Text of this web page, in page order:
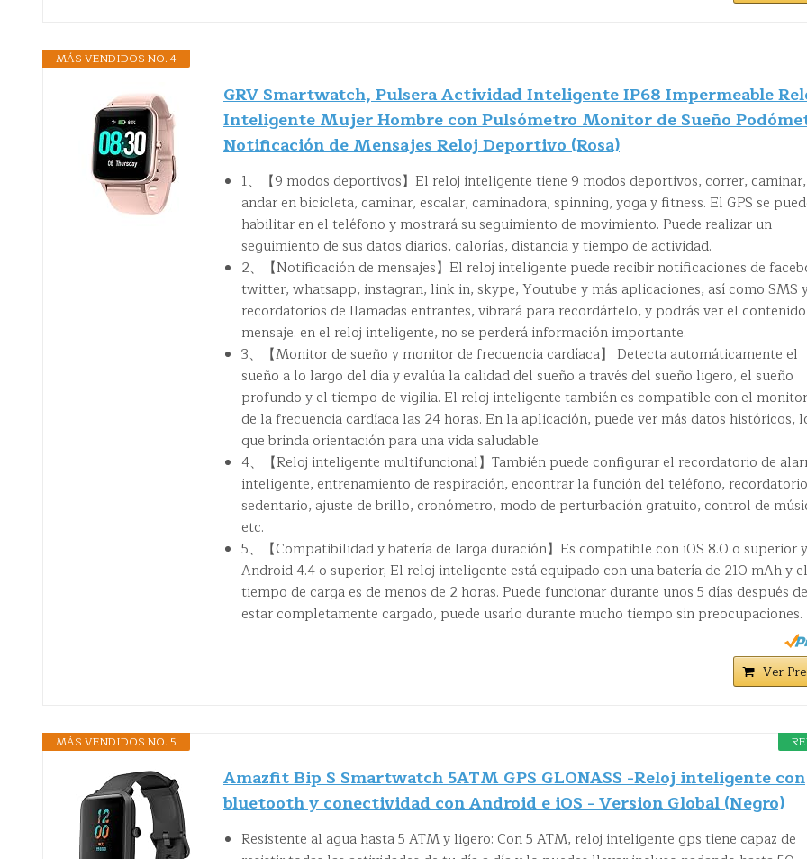
MÁS VENDIDOS NO. 4
GRV Smartwatch, Pulsera Actividad Inteligente IP68 Impermeable
Inteligente Mujer Hombre con Pulsómetro Monitor de Sueño
Notificación de Mensajes Reloj Deportivo (Rosa)
1、【9 modos deportivos】El reloj inteligente tiene 9 modos deportivos, correr, caminar,
andar en bicicleta, caminar, escalar, caminadora, spinning, yoga y fitness. El GPS se
habilitar en el teléfono y mostrará su seguimiento de movimiento. Puede realizar un
seguimiento de sus datos diarios, calorías, distancia y tiempo de actividad.
2、【Notificación de mensajes】El reloj inteligente puede recibir notificaciones de
twitter, whatsapp, instagran, link in, skype, Youtube y más aplicaciones, así como SMS
recordatorios de llamadas entrantes, vibrará para recordártelo, y podrás ver el
mensaje. en el reloj inteligente, no se perderá información importante.
3、【Monitor de sueño y monitor de frecuencia cardíaca】 Detecta automáticamente el
sueño a lo largo del día y evalúa la calidad del sueño a través del sueño ligero, el sueño
profundo y el tiempo de vigilia. El reloj inteligente también es compatible con el
de la frecuencia cardíaca las 24 horas. En la aplicación, puede ver más datos históricos,
que brinda orientación para una vida saludable.
4、【Reloj inteligente multifuncional】También puede configurar el recordatorio de
inteligente, entrenamiento de respiración, encontrar la función del teléfono, recordatorio
sedentario, ajuste de brillo, cronómetro, modo de perturbación gratuito, control de
etc.
5、【Compatibilidad y batería de larga duración】Es compatible con iOS 8.0 o superior y
Android 4.4 o superior; El reloj inteligente está equipado con una batería de 210 mAh y el
tiempo de carga es de menos de 2 horas. Puede funcionar durante unos 5 días después de
estar completamente cargado, puede usarlo durante mucho tiempo sin preocupaciones.
Ver
MÁS VENDIDOS NO. 5
Amazfit Bip S Smartwatch 5ATM GPS GLONASS -Reloj inteligente con
bluetooth y conectividad con Android e iOS - Version Global (Negro)
Resistente al agua hasta 5 ATM y ligero: Con 5 ATM, reloj inteligente gps tiene capaz de